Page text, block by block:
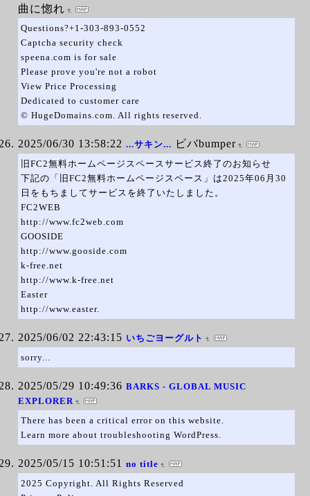
曲に惚れ
Questions?+1-303-893-0552
Captcha security check
speena.com is for sale
Please prove you're not a robot
View Price Processing
Dedicated to customer care
© HugeDomains.com. All rights reserved.
2025/06/30 13:58:22 ...サキン... ビバbumper
旧FC2無料ホームページスペースサービス終了のお知らせ
下記の「旧FC2無料ホームページスペース」は2025年06月30
日をもちましてサービスを終了いたしました。
FC2WEB
http://www.fc2web.com
GOOSIDE
http://www.gooside.com
k-free.net
http://www.k-free.net
Easter
http://www.easter.
2025/06/02 22:43:15 いちごヨーグルト
sorry...
2025/05/29 10:49:36 BARKS - GLOBAL MUSIC
EXPLORER
There has been a critical error on this website.
Learn more about troubleshooting WordPress.
2025/05/15 10:51:51 no title
2025 Copyright. All Rights Reserved